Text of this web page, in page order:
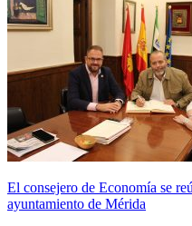
El consejero de Economía se
ayuntamiento de Mérida